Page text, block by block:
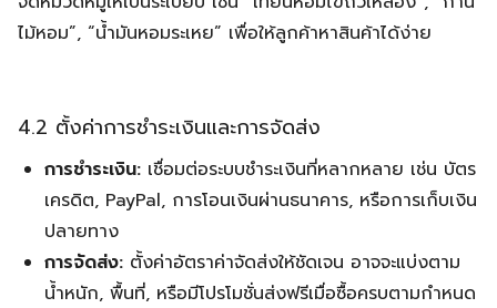
ไม้หอม”, “น้ำมันหอมระเหย” เพื่อให้ลูกค้าหาสินค้าได้ง่าย
4.2 ตั้งค่าการชำระเงินและการจัดส่ง
การชำระเงิน: เชื่อมต่อระบบชำระเงินที่หลากหลาย เช่น บัตร
เครดิต, PayPal, การโอนเงินผ่านธนาคาร, หรือการเก็บเงิน
ปลายทาง
การจัดส่ง: ตั้งค่าอัตราค่าจัดส่งให้ชัดเจน อาจจะแบ่งตาม
น้ำหนัก, พื้นที่, หรือมีโปรโมชั่นส่งฟรีเมื่อซื้อครบตามกำหนด